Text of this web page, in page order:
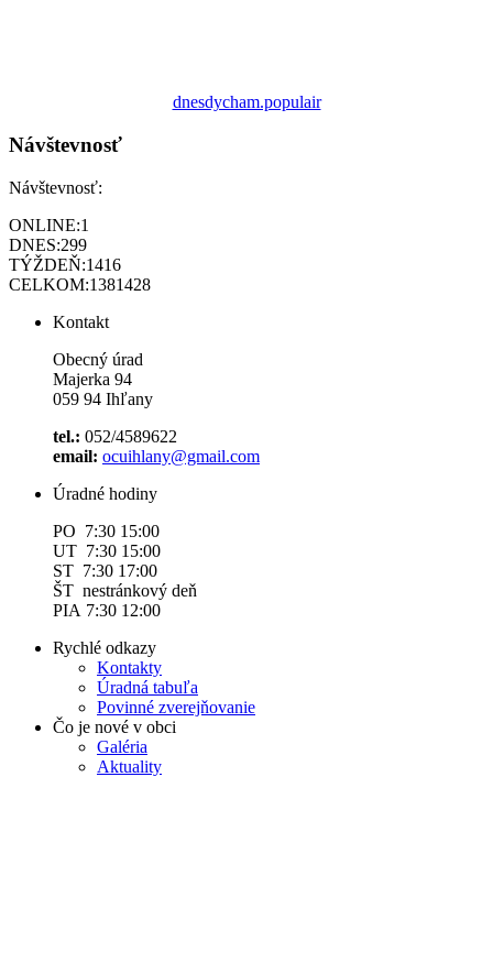
dnesdycham.populair
Návštevnosť
Návštevnosť:
ONLINE:1
DNES:299
TÝŽDEŇ:1416
CELKOM:1381428
Kontakt
Obecný úrad
Majerka 94
059 94 Ihľany
tel.: 052/4589622
email: ocuihlany@gmail.com
Úradné hodiny
PO 7:30 15:00
UT 7:30 15:00
ST 7:30 17:00
ŠT nestránkový deň
PIA 7:30 12:00
Rychlé odkazy
Kontakty
Úradná tabuľa
Povinné zverejňovanie
Čo je nové v obci
Galéria
Aktuality